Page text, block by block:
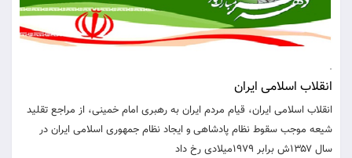
.
انقلاب اسلامی ایران
انقلاب اسلامی ایران، قیام مردم ایران به رهبری امام خمینی، از مراجع تقلید
شیعه موجب سقوط نظام پادشاهی و ایجاد نظام جمهوری اسلامی ایران در
سال ۱۳۵۷ش برابر ۱۹۷۹میلادی رخ داد